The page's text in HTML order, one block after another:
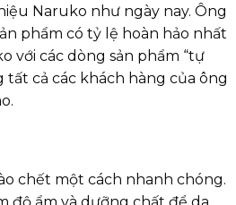
Naruko như ngày nay. Ông
phẩm có tỷ lệ hoàn hảo nhất
với các dòng sản phẩm “tự
tất cả các khách hàng của ông
chết một cách nhanh chóng.
độ ẩm và dưỡng chất để da